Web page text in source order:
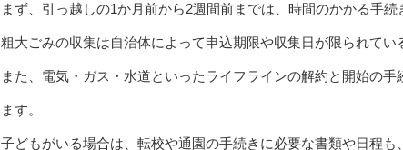
まず、引っ越しの1か月前から2週間前までは、時間のかかる手
粗大ごみの収集は自治体によって申込期限や収集日が限られてい
また、電気・ガス・水道といったライフラインの解約と開始の
ます。
子どもがいる場合は、転校や通園の手続きに必要な書類や日程も